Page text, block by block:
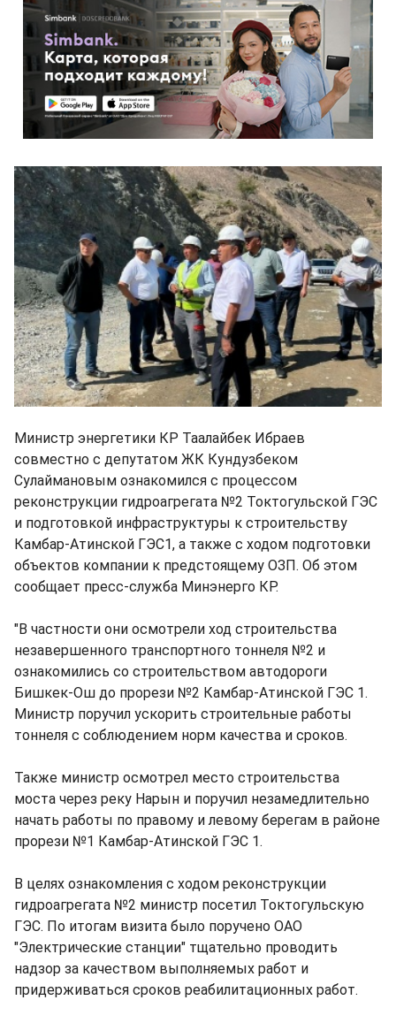
Министр энергетики КР Таалайбек Ибраев
совместно с депутатом ЖК Кундузбеком
Сулаймановым ознакомился с процессом
реконструкции гидроагрегата №2 Токтогульской ГЭС
и подготовкой инфраструктуры к строительству
Камбар-Атинской ГЭС1, а также с ходом подготовки
объектов компании к предстоящему ОЗП. Об этом
сообщает пресс-служба Минэнерго КР.
"В частности они осмотрели ход строительства
незавершенного транспортного тоннеля №2 и
ознакомились со строительством автодороги
Бишкек-Ош до прорези №2 Камбар-Атинской ГЭС 1.
Министр поручил ускорить строительные работы
тоннеля с соблюдением норм качества и сроков.
Также министр осмотрел место строительства
моста через реку Нарын и поручил незамедлительно
начать работы по правому и левому берегам в районе
прорези №1 Камбар-Атинской ГЭС 1.
В целях ознакомления с ходом реконструкции
гидроагрегата №2 министр посетил Токтогульскую
ГЭС. По итогам визита было поручено ОАО
"Электрические станции" тщательно проводить
надзор за качеством выполняемых работ и
придерживаться сроков реабилитационных работ.